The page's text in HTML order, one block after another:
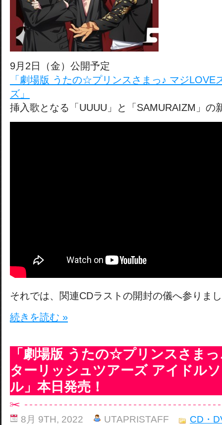
9月2日（金）公開予定
「劇場版 うたの☆プリンスさまっ♪ マジLOVE
ズ」
挿入歌となる「UUUU」と「SAMURAIZM」の
それでは、関連CDラストの開封の儀へ参りま
続きを読む »
「劇場版 うたの☆プリンスさま
ターリッシュツアーズ アイドル
ル」本日発売！
8月 9TH, 2022 UTAPRISTAFF CD・